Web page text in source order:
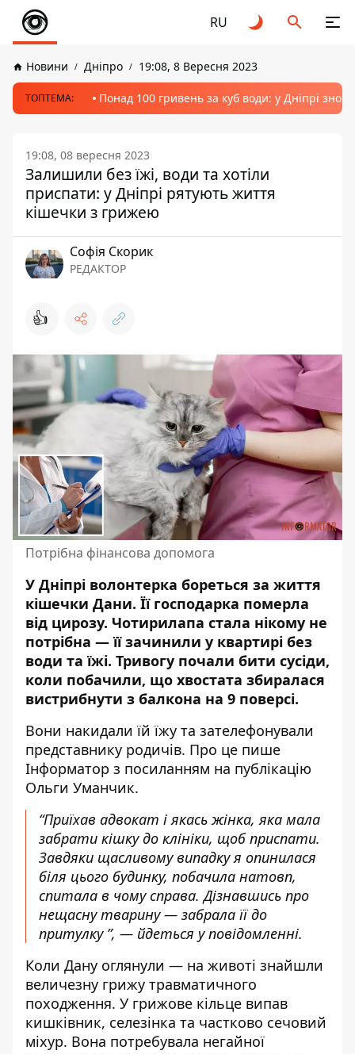
RU
Новини Дніпро 19:08, 8 Вересня 2023
ТОПТЕМА: Понад 100 гривень за куб води: у Дніпрі
19:08, 08 вересня 2023
Залишили без їжі, води та хотіли
приспати: у Дніпрі рятують життя
кішечки з грижею
Софія Скорик
РЕДАКТОР
👍
Потрібна фінансова допомога
У Дніпрі волонтерка бореться за життя
кішечки Дани. Її господарка померла
від цирозу. Чотирилапа стала нікому не
потрібна —її зачинили у квартирі без
води та їжі. Тривогу почали бити сусіди,
коли побачили, що хвостата збиралася
вистрибнути з балкона на 9 поверсі.
Вони накидали їй їжу та зателефонували
представнику родичів. Про це пише
Інформатор з посиланням на публікацію
Ольги Уманчик.
“Приїхав адвокат і якась жінка, яка мала
забрати кішку до клініки, щоб приспати.
Завдяки щасливому випадку я опинилася
біля цього будинку, побачила натовп,
спитала в чому справа. Дізнавшись про
нещасну тварину — забрала її до
притулку ”, — йдеться у повідомленні.
Коли Дану оглянули — на животі знайшли
величезну грижу травматичного
походження. У грижове кільце випав
кишківник, селезінка та частково сечовий
міхур. Вона потребувала негайної